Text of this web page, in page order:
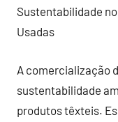
Sustentabilidade
Usadas
A comercialização
sustentabilidade
produtos têxteis.